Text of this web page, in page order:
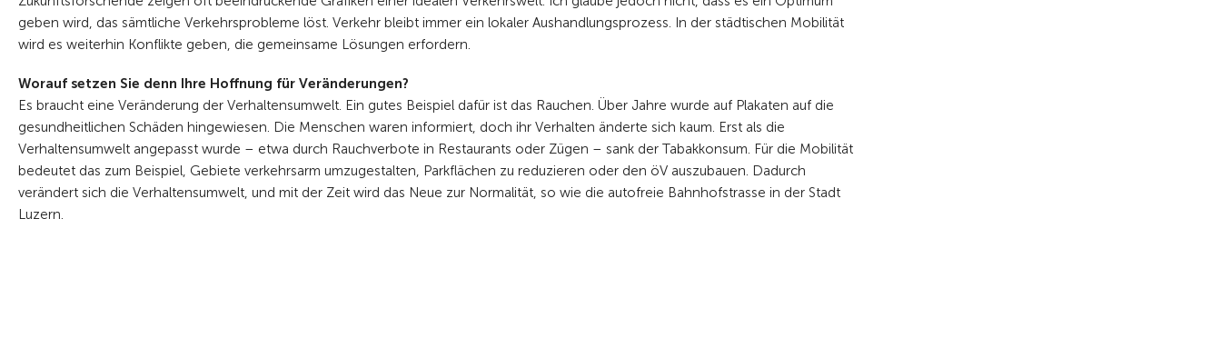
geben wird, das sämtliche Verkehrsprobleme löst. Verkehr bleibt immer ein lokaler Aushandlungsprozess. In der städtischen Mobilität
wird es weiterhin Konflikte geben, die gemeinsame Lösungen erfordern.
Worauf setzen Sie denn Ihre Hoffnung für Veränderungen?
Es braucht eine Veränderung der Verhaltensumwelt. Ein gutes Beispiel dafür ist das Rauchen. Über Jahre wurde auf Plakaten auf die
gesundheitlichen Schäden hingewiesen. Die Menschen waren informiert, doch ihr Verhalten änderte sich kaum. Erst als die
Verhaltensumwelt angepasst wurde – etwa durch Rauchverbote in Restaurants oder Zügen – sank der Tabakkonsum. Für die Mobilität
bedeutet das zum Beispiel, Gebiete verkehrsarm umzugestalten, Parkflächen zu reduzieren oder den öV auszubauen. Dadurch
verändert sich die Verhaltensumwelt, und mit der Zeit wird das Neue zur Normalität, so wie die autofreie Bahnhofstrasse in der Stadt
Luzern.